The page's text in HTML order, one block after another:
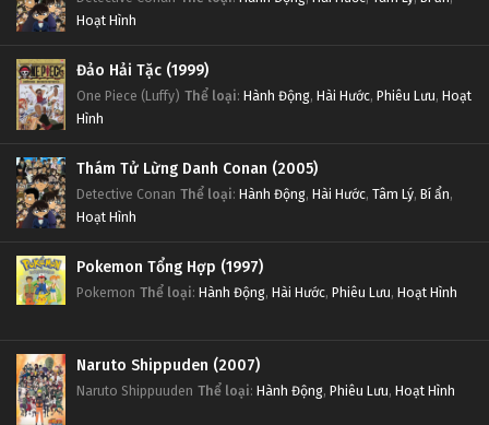
Hoạt Hình
Đảo Hải Tặc (1999)
One Piece (Luffy) Thể loại: Hành Động, Hài Hước, Phiêu Lưu, Hoạt
Hình
Thám Tử Lừng Danh Conan (2005)
Detective Conan Thể loại: Hành Động, Hài Hước, Tâm Lý, Bí ẩn,
Hoạt Hình
Pokemon Tổng Hợp (1997)
Pokemon Thể loại: Hành Động, Hài Hước, Phiêu Lưu, Hoạt Hình
Naruto Shippuden (2007)
Naruto Shippuuden Thể loại: Hành Động, Phiêu Lưu, Hoạt Hình